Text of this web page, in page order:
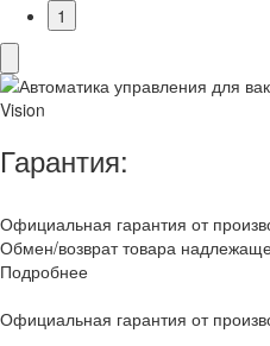
1
Гарантия:
Официальная гарантия от
Обмен/возврат товара
Подробнее
Официальная гарантия от